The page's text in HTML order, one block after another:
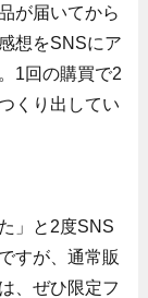
が届いてから
想をSNSにア
1回の購買で2
くり出してい
」と2度SNS
すが、通常販
、ぜひ限定フ